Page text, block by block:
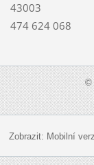
43003
474 624 068
©
Zobrazit: Mobilní